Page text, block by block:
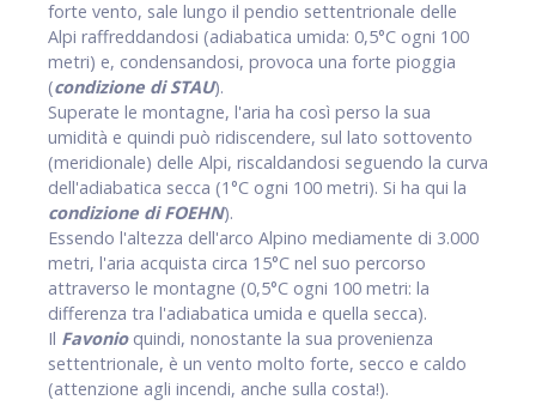
forte vento, sale lungo il pendio settentrionale delle
Alpi raffreddandosi (adiabatica umida: 0,5°C ogni 100
metri) e, condensandosi, provoca una forte pioggia
(condizione di STAU).
Superate le montagne, l'aria ha così perso la sua
umidità e quindi può ridiscendere, sul lato sottovento
(meridionale) delle Alpi, riscaldandosi seguendo la curva
dell'adiabatica secca (1°C ogni 100 metri). Si ha qui la
condizione di FOEHN).
Essendo l'altezza dell'arco Alpino mediamente di 3.000
metri, l'aria acquista circa 15°C nel suo percorso
attraverso le montagne (0,5°C ogni 100 metri: la
differenza tra l'adiabatica umida e quella secca).
Il Favonioquindi, nonostante la sua provenienza
settentrionale, è un vento molto forte, secco e caldo
(attenzione agli incendi, anche sulla costa!).